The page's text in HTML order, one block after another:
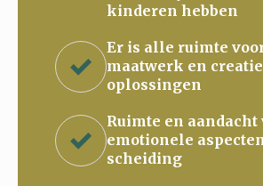
kinderen hebben
Er is alle ruimte
maatwerk en
oplossingen
Ruimte en aandacht
emotionele
scheiding